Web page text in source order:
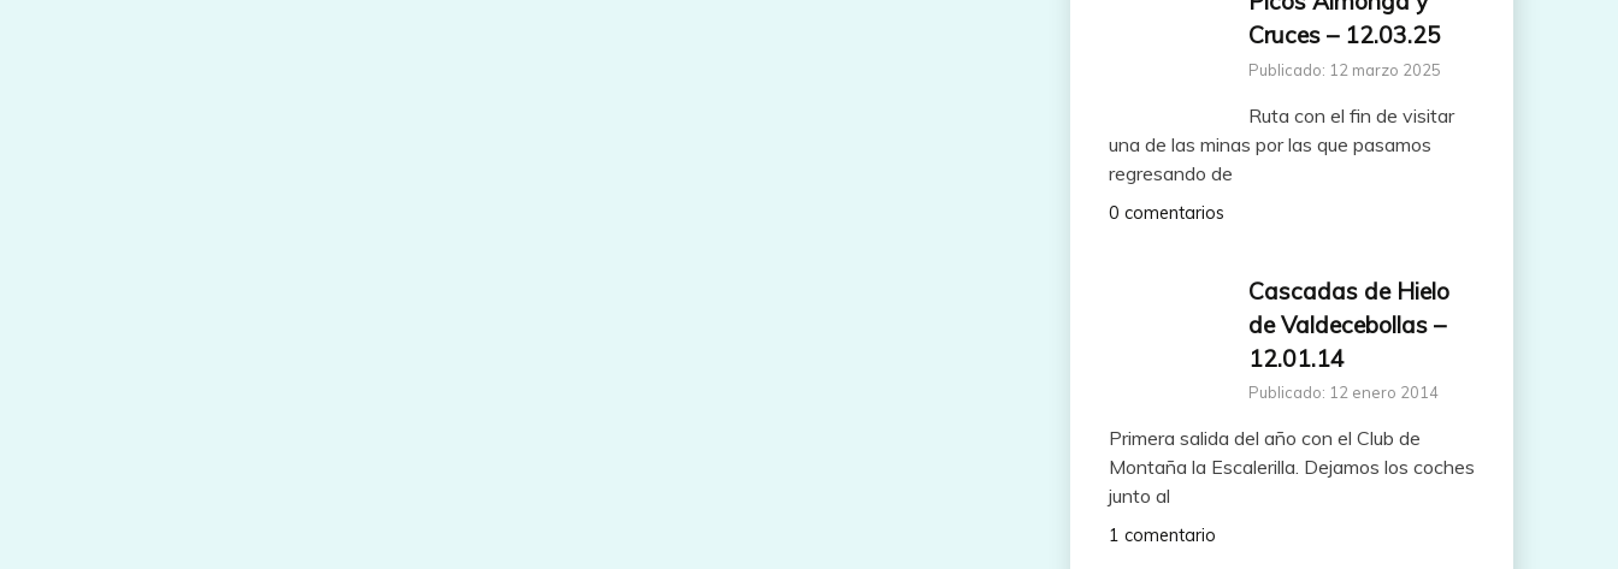
Cruces – 12.03.25
Publicado: 12 marzo 2025
Ruta con el fin de visitar
una de las minas por las que pasamos
regresando de
0 comentarios
Cascadas de Hielo
de Valdecebollas –
12.01.14
Publicado: 12 enero 2014
Primera salida del año con el Club de
Montaña la Escalerilla. Dejamos los coches
junto al
1 comentario